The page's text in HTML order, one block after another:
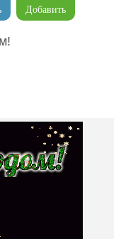
Добавить